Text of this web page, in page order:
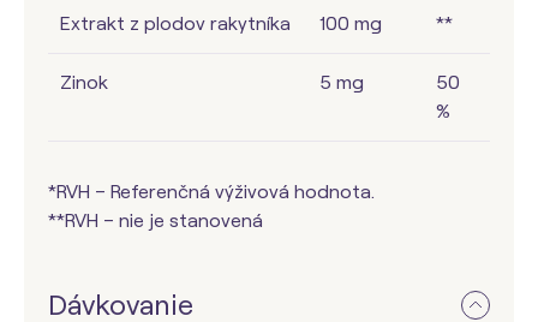
Extrakt z plodov rakytníka 100 mg **
Zinok 5 mg
50
%
*RVH – Referenčná výživová hodnota.
**RVH – nie je stanovená
Dávkovanie